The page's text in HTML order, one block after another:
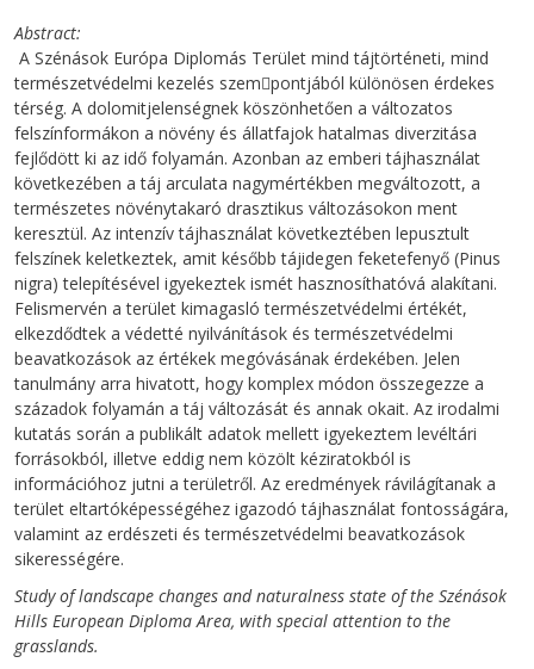
Abstract
A Szénások Európa Diplomás Terület mind tájtörténeti, mind
természetvédelmi kezelés szem￾pontjából különösen érdekes
térség. A dolomitjelenségnek köszönhetően a változatos
felszínformákon a növény és állatfajok hatalmas diverzitása
fejlődött ki az idő folyamán. Azonban az emberi tájhasználat
következében a táj arculata nagymértékben megváltozott, a
természetes növénytakaró drasztikus változásokon ment
keresztül. Az intenzív tájhasználat következtében lepusztult
felszínek keletkeztek, amit később tájidegen feketefenyő (Pinus
nigra) telepítésével igyekeztek ismét hasznosíthatóvá alakítani.
Felismervén a terület kimagasló természetvédelmi értékét,
elkezdődtek a védetté nyilvánítások és természetvédelmi
beavatkozások az értékek megóvásának érdekében. Jelen
tanulmány arra hivatott, hogy komplex módon összegezze a
századok folyamán a táj változását és annak okait. Az irodalmi
kutatás során a publikált adatok mellett igyekeztem levéltári
forrásokból, illetve eddig nem közölt kéziratokból is
információhoz jutni a területről. Az eredmények rávilágítanak a
terület eltartóképességéhez igazodó tájhasználat fontosságára,
valamint az erdészeti és természetvédelmi beavatkozások
sikerességére.
Study of landscape changes and naturalness state of the Szénások
Hills European Diploma Area, with special attention to the
grasslands.